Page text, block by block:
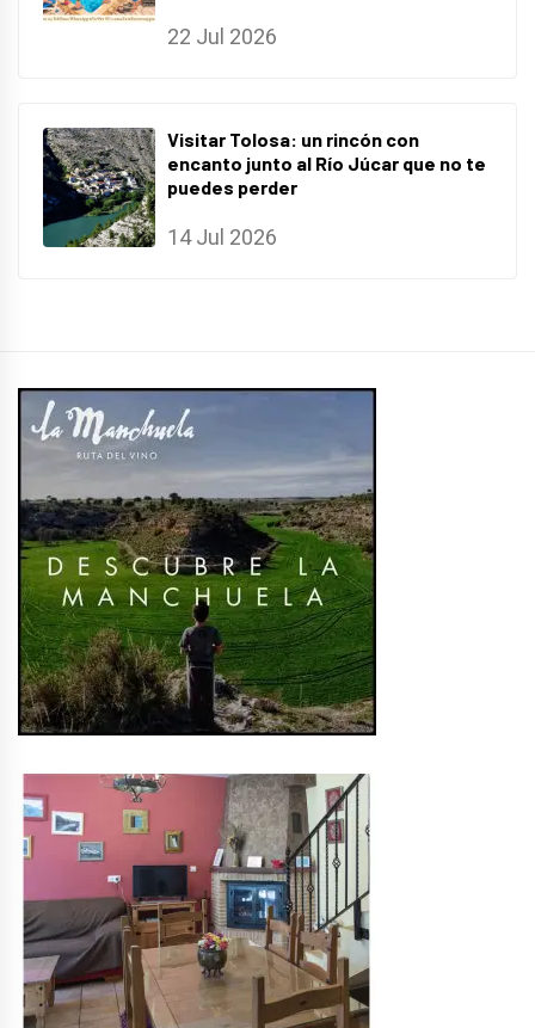
22 Jul 2026
Visitar Tolosa: un rincón con
encanto junto al Río Júcar que no te
puedes perder
14 Jul 2026